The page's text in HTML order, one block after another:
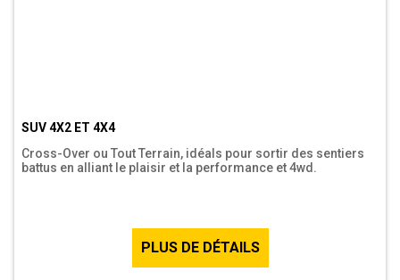
SUV 4X2 ET 4X4
Cross-Over ou Tout Terrain, idéals pour sortir des sentiers
battus en alliant le plaisir et la performance et 4wd.
PLUS DE DÉTAILS